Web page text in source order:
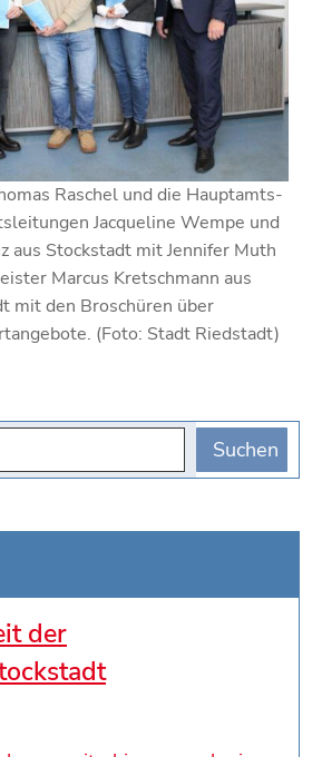
Raschel und die Hauptamts-
Jacqueline Wempe und
aus Stockstadt mit Jennifer Muth
Marcus Kretschmann aus
mit den Broschüren über
(Foto: Stadt Riedstadt)
der